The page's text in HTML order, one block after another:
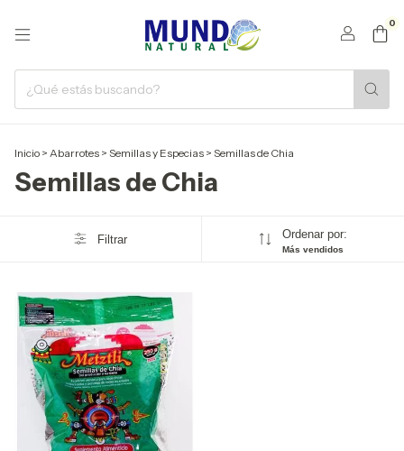
0
Inicio > Abarrotes > Semillas y Especias > Semillas de Chia
Semillas de Chia
Filtrar Ordenar por:
Más vendidos